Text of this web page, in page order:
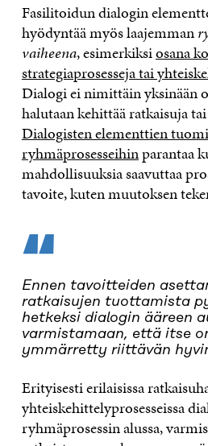
Fasilitoidun dialogin
hyödyntää myös laajemman
vaiheena, esimerkiksiosana
strategiaprosesseja tai
Dialogi ei nimittäin yksinään
halutaan kehittää ratkaisuja
Dialogisten elementtien
ryhmäprosesseihinparantaa
mahdollisuuksia saavuttaa
tavoite, kuten muutoksen
“
Ennen tavoitteiden
ratkaisujen tuottamista
hetkeksi dialogin ääreen
varmistamaan, että itse
ymmärretty riittävän
Erityisesti erilaisissa
yhteiskehittelyprosesseissa
ryhmäprosessin alussa,